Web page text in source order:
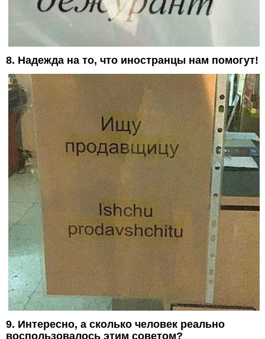
8. Надежда на то, что иностранцы нам помогут!
9. Интересно, а сколько человек реально
воспользовалось этим советом?